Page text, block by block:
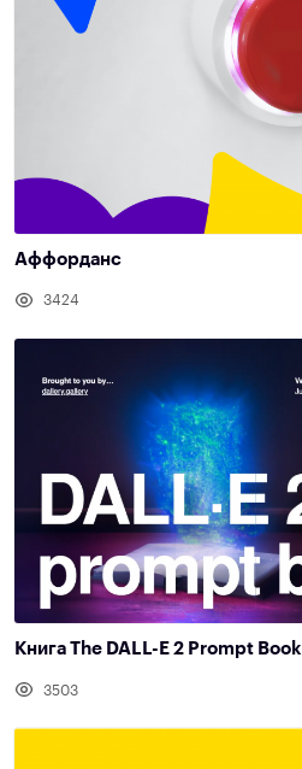
Аффорданс
3424
Книга The DALL-E 2 Prompt Book
3503